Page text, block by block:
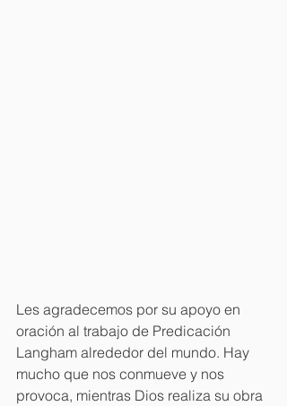
Les agradecemos por su apoyo en
oración al trabajo de Predicación
Langham alrededor del mundo. Hay
mucho que nos conmueve y nos
provoca, mientras Dios realiza su obra